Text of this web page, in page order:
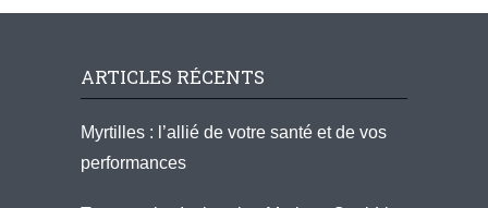
ARTICLES RÉCENTS
Myrtilles : l’allié de votre santé et de vos
performances